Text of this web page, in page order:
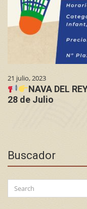
21 julio, 2023
NAVA DEL
28 de Julio
Buscador
Search
for: